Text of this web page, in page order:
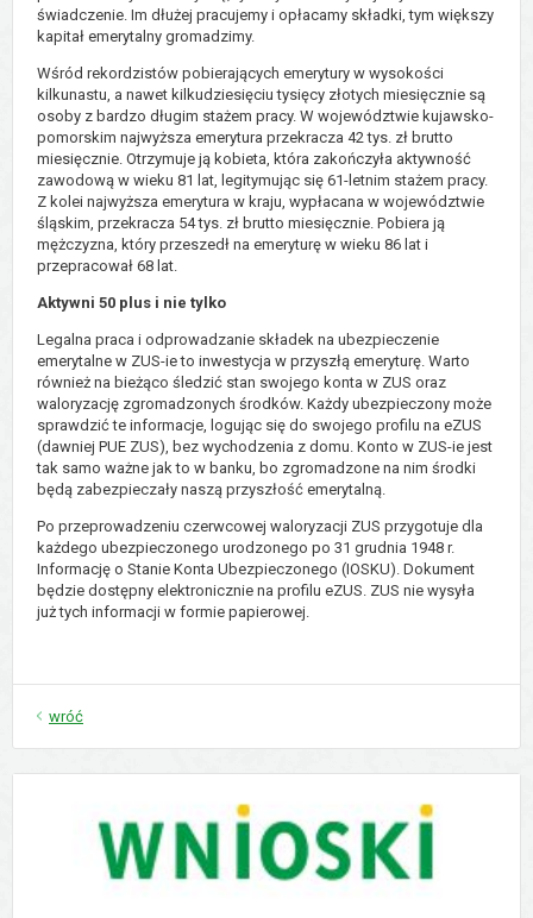
świadczenie. Im dłużej pracujemy i opłacamy składki, tym większy
kapitał emerytalny gromadzimy.
Wśród rekordzistów pobierających emerytury w wysokości
kilkunastu, a nawet kilkudziesięciu tysięcy złotych miesięcznie są
osoby z bardzo długim stażem pracy. W województwie kujawsko-
pomorskim najwyższa emerytura przekracza 42 tys. zł brutto
miesięcznie. Otrzymuje ją kobieta, która zakończyła aktywność
zawodową w wieku 81 lat, legitymując się 61-letnim stażem pracy.
Z kolei najwyższa emerytura w kraju, wypłacana w województwie
śląskim, przekracza 54 tys. zł brutto miesięcznie. Pobiera ją
mężczyzna, który przeszedł na emeryturę w wieku 86 lat i
przepracował 68 lat.
Aktywni 50 plus i nie tylko
Legalna praca i odprowadzanie składek na ubezpieczenie
emerytalne w ZUS-ie to inwestycja w przyszłą emeryturę. Warto
również na bieżąco śledzić stan swojego konta w ZUS oraz
waloryzację zgromadzonych środków. Każdy ubezpieczony może
sprawdzić te informacje, logując się do swojego profilu na eZUS
(dawniej PUE ZUS), bez wychodzenia z domu. Konto w ZUS-ie jest
tak samo ważne jak to w banku, bo zgromadzone na nim środki
będą zabezpieczały naszą przyszłość emerytalną.
Po przeprowadzeniu czerwcowej waloryzacji ZUS przygotuje dla
każdego ubezpieczonego urodzonego po 31 grudnia 1948 r.
Informację o Stanie Konta Ubezpieczonego (IOSKU). Dokument
będzie dostępny elektronicznie na profilu eZUS. ZUS nie wysyła
już tych informacji w formie papierowej.
wróć